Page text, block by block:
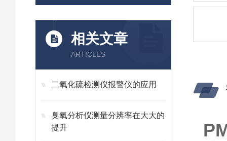
相关文章
ARTICLES
二氧化硫检测仪报警仪的应用
臭氧分析仪测量分辨率在大大的
提升